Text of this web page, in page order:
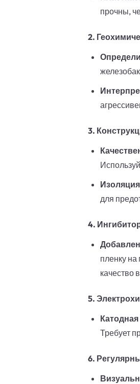
прочны,
2.
3.
для
4.
пленку
качество
5.
Требует
6.